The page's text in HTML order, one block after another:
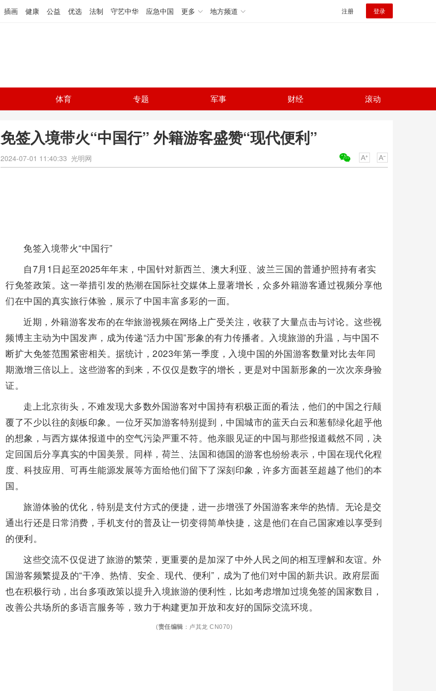
插画 健康 公益 优选 法制 守艺中华 应急中国 更多 地方频道 注册 登录
体育 专题 军事 财经 滚动
免签入境带火“中国行” 外籍游客盛赞“现代便利”
2024-07-01 11:40:33 光明网
免签入境带火“中国行”
自7月1日起至2025年年末，中国针对新西兰、澳大利亚、波兰三国的普通护照持有者实
行免签政策。这一举措引发的热潮在国际社交媒体上显著增长，众多外籍游客通过视频分享他
们在中国的真实旅行体验，展示了中国丰富多彩的一面。
近期，外籍游客发布的在华旅游视频在网络上广受关注，收获了大量点击与讨论。这些视
频博主主动为中国发声，成为传递“活力中国”形象的有力传播者。入境旅游的升温，与中国不
断扩大免签范围紧密相关。据统计，2023年第一季度，入境中国的外国游客数量对比去年同
期激增三倍以上。这些游客的到来，不仅仅是数字的增长，更是对中国新形象的一次次亲身验
证。
走上北京街头，不难发现大多数外国游客对中国持有积极正面的看法，他们的中国之行颠
覆了不少以往的刻板印象。一位牙买加游客特别提到，中国城市的蓝天白云和葱郁绿化超乎他
的想象，与西方媒体报道中的空气污染严重不符。他亲眼见证的中国与那些报道截然不同，决
定回国后分享真实的中国美景。同样，荷兰、法国和德国的游客也纷纷表示，中国在现代化程
度、科技应用、可再生能源发展等方面给他们留下了深刻印象，许多方面甚至超越了他们的本
国。
旅游体验的优化，特别是支付方式的便捷，进一步增强了外国游客来华的热情。无论是交
通出行还是日常消费，手机支付的普及让一切变得简单快捷，这是他们在自己国家难以享受到
的便利。
这些交流不仅促进了旅游的繁荣，更重要的是加深了中外人民之间的相互理解和友谊。外
国游客频繁提及的“干净、热情、安全、现代、便利”，成为了他们对中国的新共识。政府层面
也在积极行动，出台多项政策以提升入境旅游的便利性，比如考虑增加过境免签的国家数目，
改善公共场所的多语言服务等，致力于构建更加开放和友好的国际交流环境。
(责任编辑 ：卢其龙 CN070)